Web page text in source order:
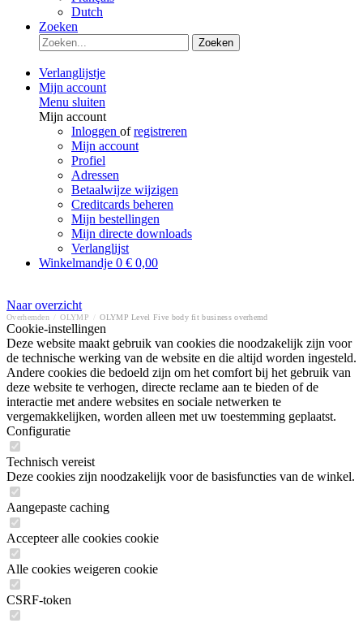
Dutch
Zoeken
Zoeken
Verlanglijstje
Mijn account
Menu sluiten
Mijn account
Inloggen ofregistreren
Mijn account
Profiel
Adressen
Betaalwijze wijzigen
Creditcards beheren
Mijn bestellingen
Mijn directe downloads
Verlanglijst
Winkelmandje 0 € 0,00
Naar overzicht
Overhemden OLYMP OLYMP Level Five body fit business overhemd
Cookie-instellingen
Deze website maakt gebruik van cookies die noodzakelijk zijn voor
de technische werking van de website en die altijd worden ingesteld.
Andere cookies die bedoeld zijn om het comfort bij het gebruik van
deze website te verhogen, directe reclame aan te bieden of de
interactie met andere websites en sociale netwerken te
vergemakkelijken, worden alleen met uw toestemming geplaatst.
Configuratie
Technisch vereist
Deze cookies zijn noodzakelijk voor de basisfuncties van de winkel.
Aangepaste caching
Accepteer alle cookies cookie
Alle cookies weigeren cookie
CSRF-token